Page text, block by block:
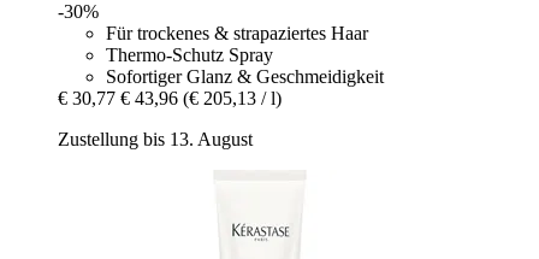
-30%
Für trockenes & strapaziertes Haar
Thermo-Schutz Spray
Sofortiger Glanz & Geschmeidigkeit
€ 30,77 € 43,96 (€ 205,13 / l)
Zustellung bis 13. August